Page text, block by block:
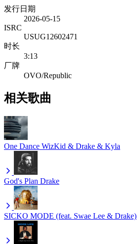
发行日期
2026-05-15
ISRC
USUG12602471
时长
3:13
厂牌
OVO/Republic
相关歌曲
One Dance WizKid & Drake & Kyla
God's Plan Drake
SICKO MODE (feat. Swae Lee & Drake)